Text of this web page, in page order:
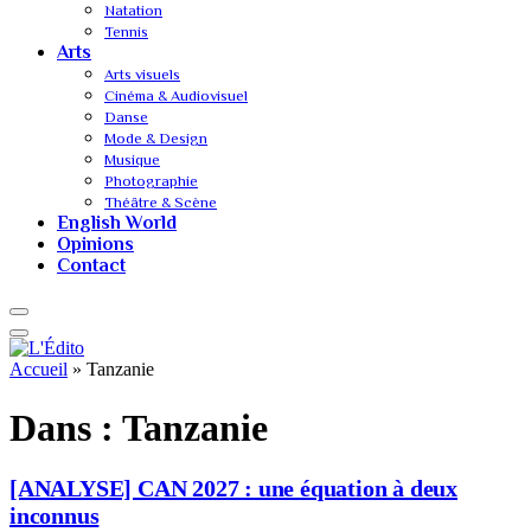
Natation
Tennis
Arts
Arts visuels
Cinéma & Audiovisuel
Danse
Mode & Design
Musique
Photographie
Théâtre & Scène
English World
Opinions
Contact
Accueil » Tanzanie
Dans : Tanzanie
[ANALYSE] CAN 2027 : une équation à deux
inconnus